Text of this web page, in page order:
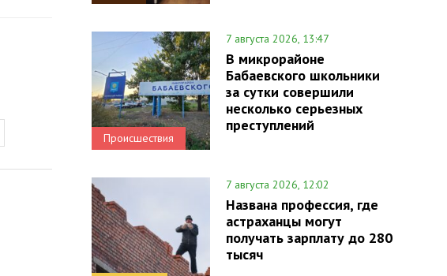
Происшествия
7 августа 2026, 13:47
В микрорайоне
Бабаевского школьники
за сутки совершили
несколько серьезных
преступлений
7 августа 2026, 12:02
Названа профессия, где
астраханцы могут
получать зарплату до 280
тысяч